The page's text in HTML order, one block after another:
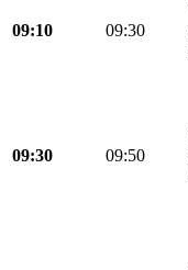
09:10 09:30
09:30 09:50